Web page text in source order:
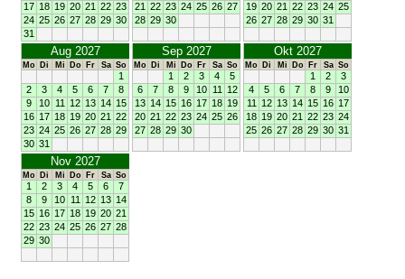
17 18 19 20 21 22 23
24 25 26 27 28 29 30
31
21 22 23 24 25 26 27
28 29 30
19 20 21 22 23 24 25
26 27 28 29 30 31
Aug 2027
Mo Di Mi Do Fr Sa So
1
2
3 4 5 6 7
8
9
10 11 12 13 14 15
16 17 18 19 20 21 22
23 24 25 26 27 28 29
30 31
Sep 2027
Mo Di Mi Do Fr Sa So
1 2 3 4
5
6
7 8 9 10 11 12
13 14 15 16 17 18 19
20 21 22 23 24 25 26
27 28 29 30
Okt 2027
Mo Di Mi Do Fr Sa So
1 2
3
4
5 6 7 8 9
10
11 12 13 14 15 16 17
18 19 20 21 22 23 24
25 26 27 28 29 30 31
Nov 2027
Mo Di Mi Do Fr Sa So
1 2 3 4 5 6
7
8
9 10 11 12 13 14
15 16 17 18 19 20 21
22 23 24 25 26 27 28
29 30